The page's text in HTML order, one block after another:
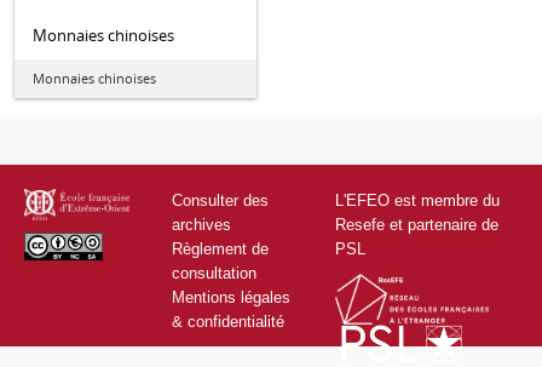
Monnaies chinoises
Monnaies chinoises
Consulter des
archives
Règlement de
consultation
Mentions légales
& confidentialité
L'EFEO est membre du
Resefe et partenaire de
PSL